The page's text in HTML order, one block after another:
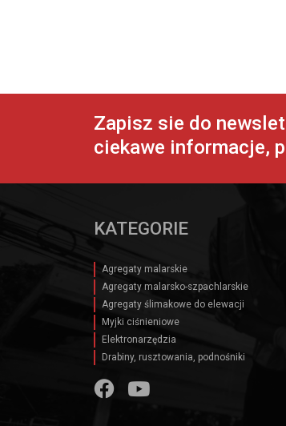
Zapisz sie do
ciekawe informacje,
KATEGORIE
Agregaty malarskie
Agregaty malarsko-szpachlarskie
Agregaty ślimakowe do elewacji
Myjki ciśnieniowe
Elektronarzędzia
Drabiny, rusztowania, podnośniki